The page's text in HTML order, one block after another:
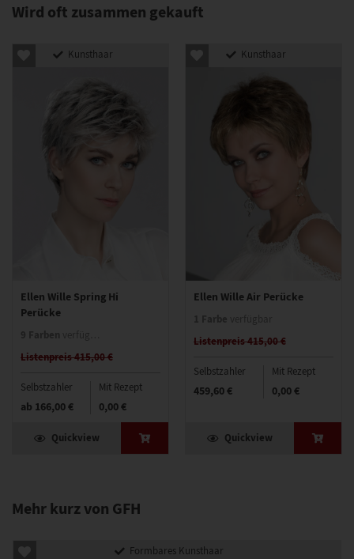
Wird oft zusammen gekauft
Kunsthaar
Ellen Wille Spring Hi
Perücke
Listenpreis 415,00 €
Selbstzahler
ab 166,00 €
Mit Rezept
0,00 €
Quickview
Kunsthaar
Ellen Wille Air Perücke
Listenpreis 415,00 €
Selbstzahler
459,60 €
Mit Rezept
0,00 €
Quickview
Mehr kurz von GFH
Formbares Kunsthaar